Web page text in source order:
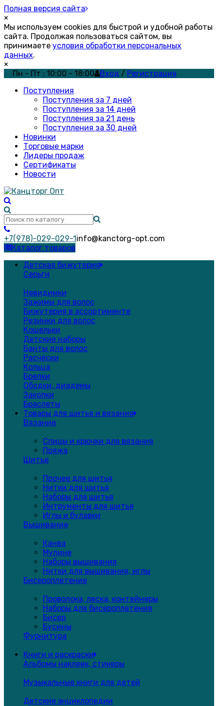
Полная версия сайта
×
Мы используем cookies для быстрой и удобной работы
сайта. Продолжая пользоваться сайтом, вы
принимаете условия обработки персональных
данных.
×
Пн - Пт : 10:00 - 18:00
Вход / Регистрация
Поступления
Поступления за 7 дней
Поступления за 14 дней
Поступления за 21 день
Поступления за 30 дней
Новинки
Торговые марки
Лидеры продаж
Сертификаты
Новости
+7(978)-029-029-1info@kanctorg-opt.com
Каталог товаров
Детская бижутерия
Серьги
Невидимки
Зажимы для волос
Бижутерия в ассортименте
Резинки для волос
Кошельки
Детские наборы
Банты для волос
Расчёски
Кольца
Брелки
Ободки, диадемы
Заколки
Браслеты
Товары для шитья и вязания
Вязание
Спицы и крючки для вязания
Пряжа
Шитье
Прочее для шитья
Нитки для шитья
Наборы для шитья
Интрументы для шитья
Иглы и булавки
Вышивание
Канва
Мулине
Наборы вышивания
Нитки для вышивания, иглы
Бисероплетение
Проволока, леска, контейнеры
Наборы для бисероплетения
Бисер
Бусины
Фурнитура
Книги и раскраски
Альбомы наклеек, стикеры
Музыкальные книги для детей
Детские энциклопедии